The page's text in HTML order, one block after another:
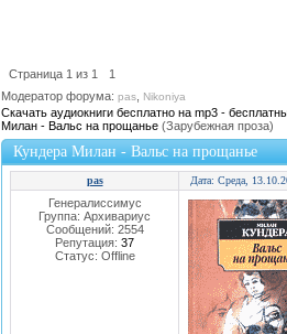
Страница 1 из 1
1
Модератор форума: pas Nikoniya
Скачать аудиокниги бесплатно на mp3 -
Милан - Вальс на прощанье (Зарубежная проза)
Кундера Милан - Вальс на прощанье
pas Дата: Среда,
Генералиссимус
Группа: Архивариус
Сообщений: 2554
Репутация: 37
Статус: Offline